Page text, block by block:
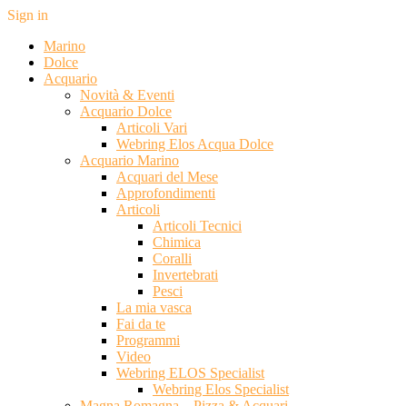
Sign in
Marino
Dolce
Acquario
Novità & Eventi
Acquario Dolce
Articoli Vari
Webring Elos Acqua Dolce
Acquario Marino
Acquari del Mese
Approfondimenti
Articoli
Articoli Tecnici
Chimica
Coralli
Invertebrati
Pesci
La mia vasca
Fai da te
Programmi
Video
Webring ELOS Specialist
Webring Elos Specialist